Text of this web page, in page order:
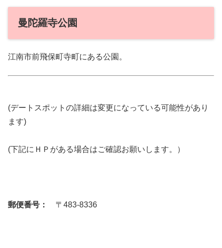
曼陀羅寺公園
江南市前飛保町寺町にある公園。
(デートスポットの詳細は変更になっている可能性があり
ます)
(下記にＨＰがある場合はご確認お願いします。）
郵便番号： 〒483-8336